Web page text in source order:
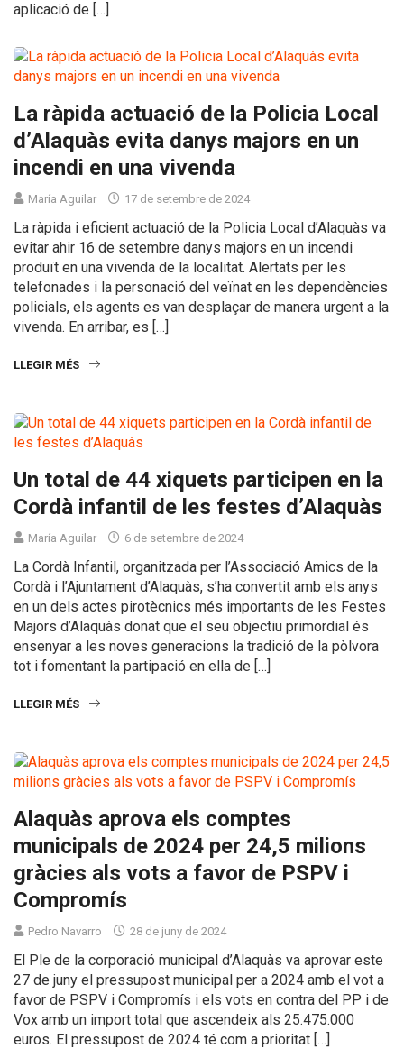
aplicació de […]
La ràpida actuació de la Policia Local
d’Alaquàs evita danys majors en un
incendi en una vivenda
María Aguilar 17 de setembre de 2024
La ràpida i eficient actuació de la Policia Local d’Alaquàs va
evitar ahir 16 de setembre danys majors en un incendi
produït en una vivenda de la localitat. Alertats per les
telefonades i la personació del veïnat en les dependències
policials, els agents es van desplaçar de manera urgent a la
vivenda. En arribar, es […]
LLEGIR MÉS
Un total de 44 xiquets participen en la
Cordà infantil de les festes d’Alaquàs
María Aguilar 6 de setembre de 2024
La Cordà Infantil, organitzada per l’Associació Amics de la
Cordà i l’Ajuntament d’Alaquàs, s’ha convertit amb els anys
en un dels actes pirotècnics més importants de les Festes
Majors d’Alaquàs donat que el seu objectiu primordial és
ensenyar a les noves generacions la tradició de la pòlvora
tot i fomentant la partipació en ella de […]
LLEGIR MÉS
Alaquàs aprova els comptes
municipals de 2024 per 24,5 milions
gràcies als vots a favor de PSPV i
Compromís
Pedro Navarro 28 de juny de 2024
El Ple de la corporació municipal d’Alaquàs va aprovar este
27 de juny el pressupost municipal per a 2024 amb el vot a
favor de PSPV i Compromís i els vots en contra del PP i de
Vox amb un import total que ascendeix als 25.475.000
euros. El pressupost de 2024 té com a prioritat […]